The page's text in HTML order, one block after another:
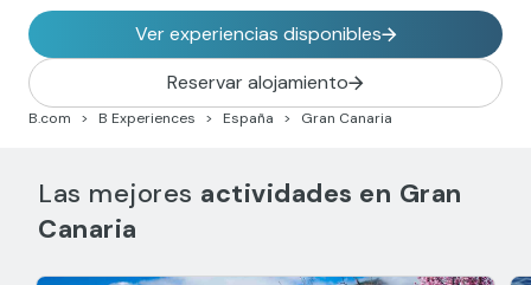
B.com B Experiences España Gran Canaria
Ver experiencias disponibles
Reservar alojamiento
Las mejores actividades en Gran
Canaria